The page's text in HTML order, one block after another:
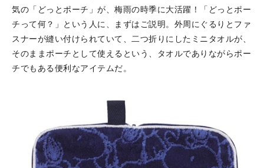
気の「どっとポーチ」が、梅雨の時季に大活躍！「どっとポー
チって何？」という人に、まずはご説明。外周にぐるりとファ
スナーが縫い付けられていて、二つ折りにしたミニタオルが、
そのままポーチとして使えるという、タオルでありながらポー
チでもある便利なアイテムだ。